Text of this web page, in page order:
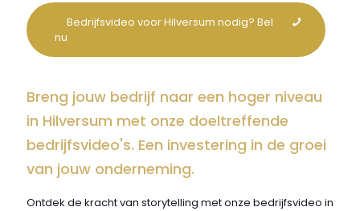
Bedrijfsvideo voor Hilversum nodig? Bel
nu
Breng jouw bedrijf naar een hoger niveau
in Hilversum met onze doeltreffende
bedrijfsvideo's. Een investering in de groei
van jouw onderneming.
Ontdek de kracht van storytelling met onze bedrijfsvideo in